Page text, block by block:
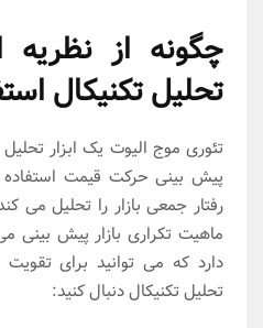
چگونه از نظریه
تحلیل تکنیکال
تئوری موج الیوت یک ابزار
پیش بینی حرکت قیمت
رفتار جمعی بازار را تحلیل
دارد که می توانید برای تقویت
تحلیل تکنیکال دنبال کنید: